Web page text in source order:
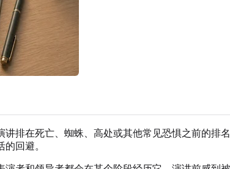
排在死亡、蜘蛛、高处或其他常见恐惧之前的排
回避。